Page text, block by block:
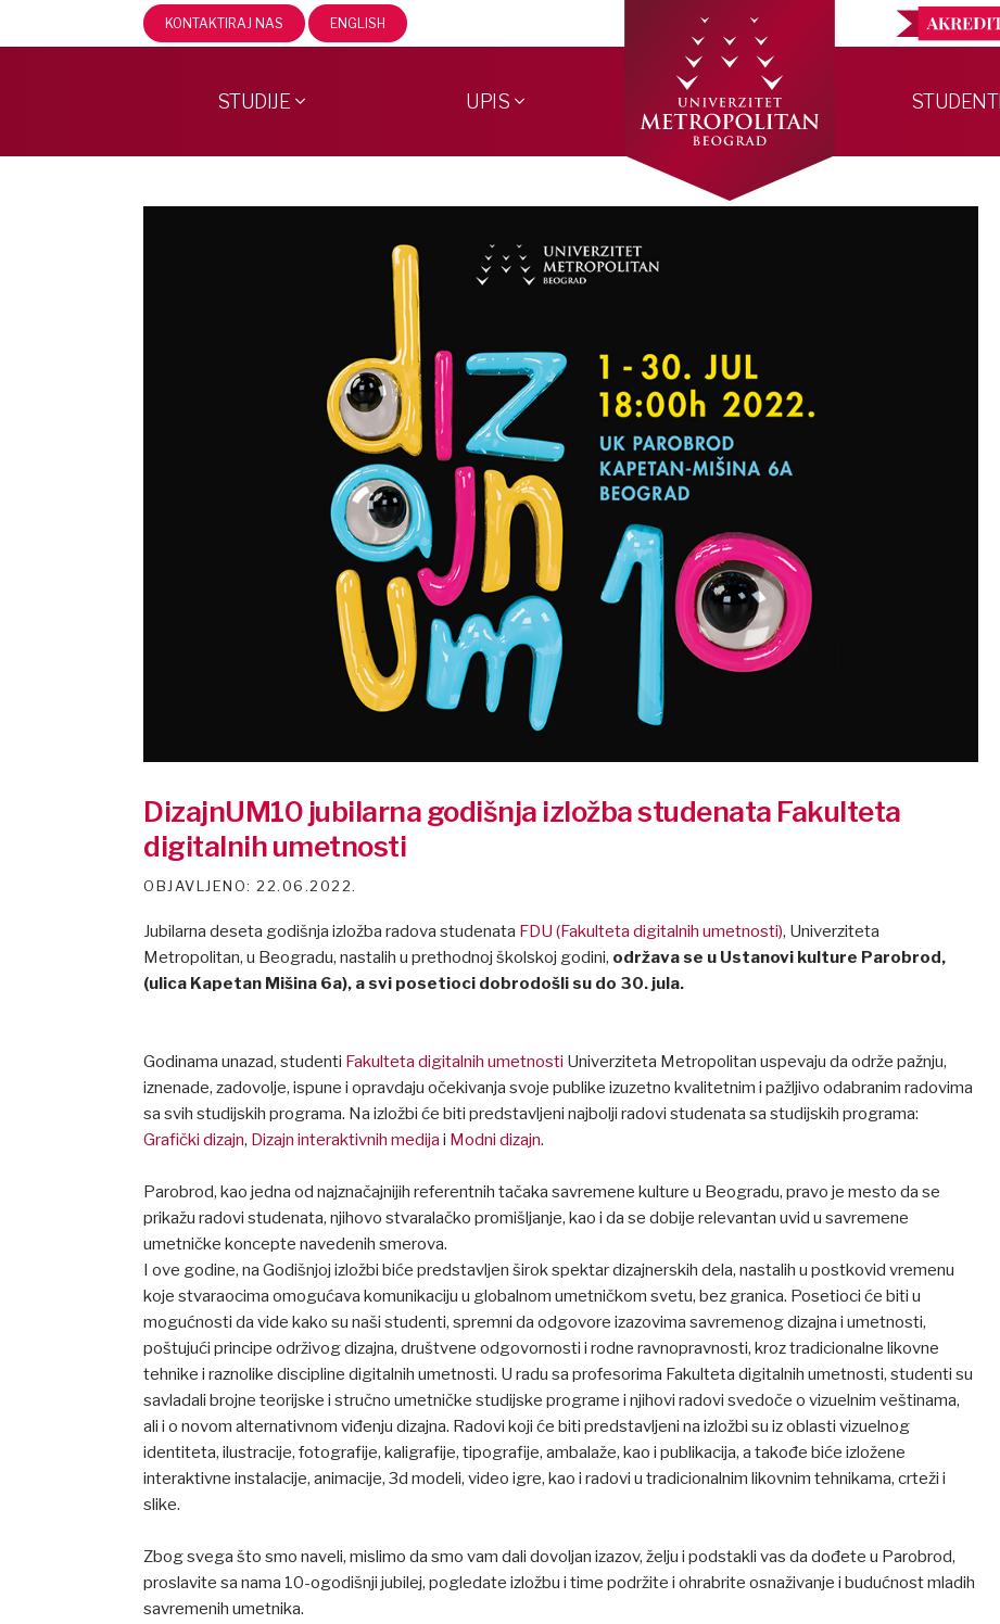
KONTAKTIRAJ NAS ENGLISH
STUDIJE UPIS STUDENTI
DizajnUM10 jubilarna godišnja izložba studenata Fakulteta
digitalnih umetnosti
22.06.2022.
Jubilarna deseta godišnja izložba radova studenata FDU (Fakulteta digitalnih umetnosti), Univerziteta
Metropolitan, u Beogradu, nastalih u prethodnoj školskoj godini, održava se u Ustanovi kulture Parobrod,
(ulica Kapetan Mišina 6a), a svi posetioci dobrodošli su do 30. jula.
Godinama unazad, studenti Fakulteta digitalnih umetnosti Univerziteta Metropolitan uspevaju da održe pažnju,
iznenade, zadovolje, ispune i opravdaju očekivanja svoje publike izuzetno kvalitetnim i pažljivo odabranim radovima
sa svih studijskih programa. Na izložbi će biti predstavljeni najbolji radovi studenata sa studijskih programa:
Grafički dizajn, Dizajn interaktivnih medija i Modni dizajn.
Parobrod, kao jedna od najznačajnijih referentnih tačaka savremene kulture u Beogradu, pravo je mesto da se
prikažu radovi studenata, njihovo stvaralačko promišljanje, kao i da se dobije relevantan uvid u savremene
umetničke koncepte navedenih smerova.
I ove godine, na Godišnjoj izložbi biće predstavljen širok spektar dizajnerskih dela, nastalih u postkovid vremenu
koje stvaraocima omogućava komunikaciju u globalnom umetničkom svetu, bez granica. Posetioci će biti u
mogućnosti da vide kako su naši studenti, spremni da odgovore izazovima savremenog dizajna i umetnosti,
poštujući principe održivog dizajna, društvene odgovornosti i rodne ravnopravnosti, kroz tradicionalne likovne
tehnike i raznolike discipline digitalnih umetnosti. U radu sa profesorima Fakulteta digitalnih umetnosti, studenti su
savladali brojne teorijske i stručno umetničke studijske programe i njihovi radovi svedoče o vizuelnim veštinama,
ali i o novom alternativnom viđenju dizajna. Radovi koji će biti predstavljeni na izložbi su iz oblasti vizuelnog
identiteta, ilustracije, fotografije, kaligrafije, tipografije, ambalaže, kao i publikacija, a takođe biće izložene
interaktivne instalacije, animacije, 3d modeli, video igre, kao i radovi u tradicionalnim likovnim tehnikama, crteži i
slike.
Zbog svega što smo naveli, mislimo da smo vam dali dovoljan izazov, želju i podstakli vas da dođete u Parobrod,
proslavite sa nama 10-ogodišnji jubilej, pogledate izložbu i time podržite i ohrabrite osnaživanje i budućnost mladih
savremenih umetnika.